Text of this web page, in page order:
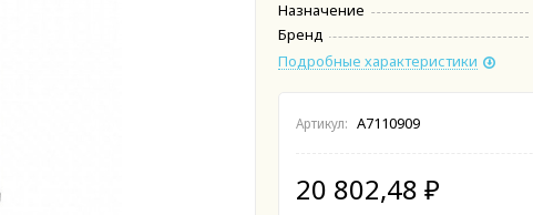
Назначение
Бренд
Подробные характеристики
Артикул: A7110909
20 802,48 ₽